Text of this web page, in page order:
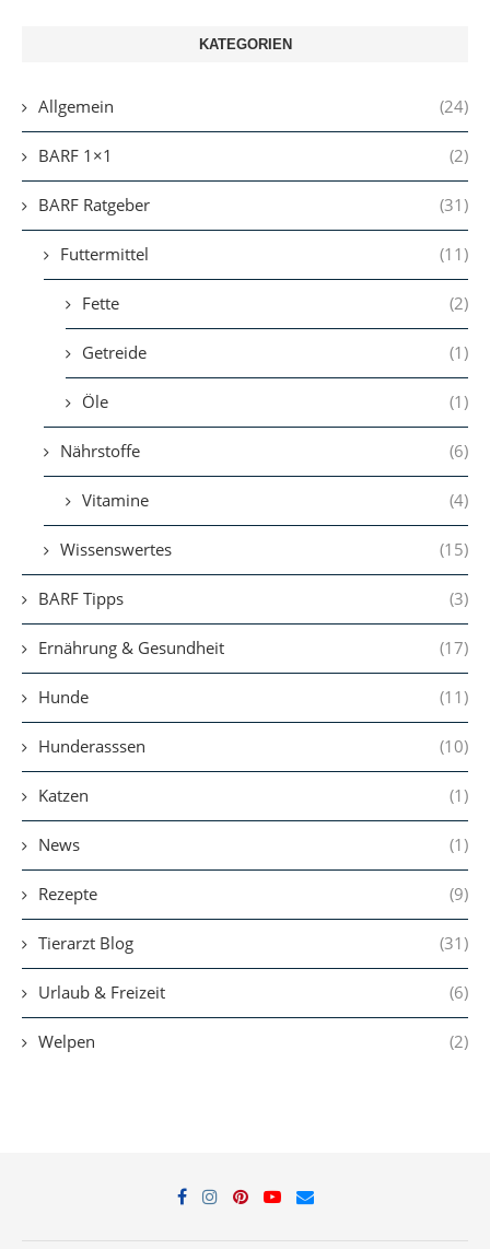
KATEGORIEN
Allgemein (24)
BARF 1×1 (2)
BARF Ratgeber (31)
Futtermittel (11)
Fette (2)
Getreide (1)
Öle (1)
Nährstoffe (6)
Vitamine (4)
Wissenswertes (15)
BARF Tipps (3)
Ernährung & Gesundheit (17)
Hunde (11)
Hunderasssen (10)
Katzen (1)
News (1)
Rezepte (9)
Tierarzt Blog (31)
Urlaub & Freizeit (6)
Welpen (2)